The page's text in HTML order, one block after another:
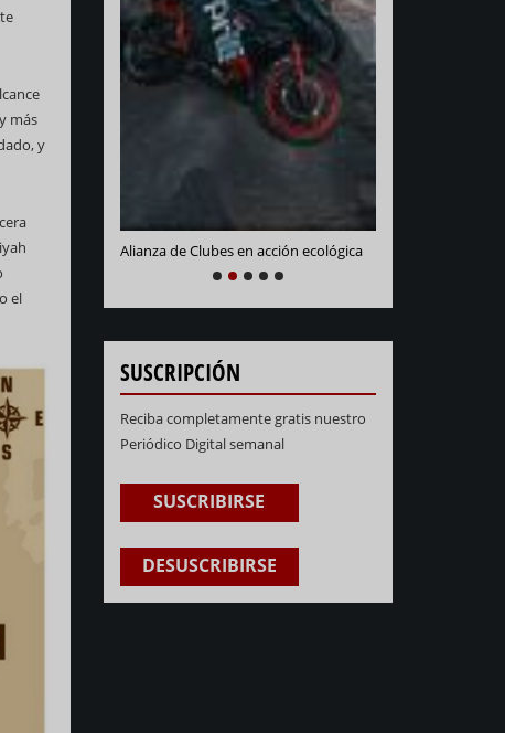
más
y
el
Habana
Alianza de Clubes en acción ecológica
PREVIOUS
SUSCRIPCIÓN
Reciba completamente gratis nuestro
Periódico Digital semanal
SUSCRIBIRSE
DESUSCRIBIRSE